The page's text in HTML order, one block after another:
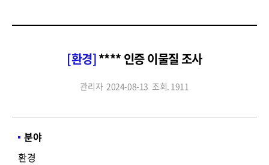
[환경]**** 인증 이물질 조사
관리자 2024-08-13 조회. 1911
분야
환경